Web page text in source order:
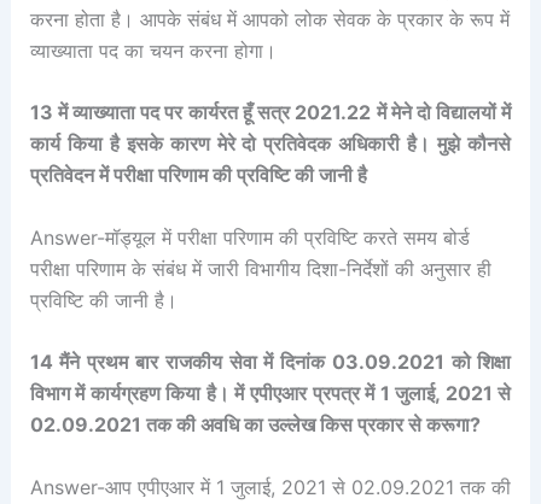
करना होता है। आपके संबंध में आपको लोक सेवक के प्रकार के रूप में
व्याख्याता पद का चयन करना होगा।
13 में व्याख्याता पद पर कार्यरत हूँ सत्र 2021.22 में मेने दो विद्यालयों में
कार्य किया है इसके कारण मेरे दो प्रतिवेदक अधिकारी है। मुझे कौनसे
प्रतिवेदन में परीक्षा परिणाम की प्रविष्टि की जानी है
Answer-मॉड्यूल में परीक्षा परिणाम की प्रविष्टि करते समय बोर्ड
परीक्षा परिणाम के संबंध में जारी विभागीय दिशा-निर्देशों की अनुसार ही
प्रविष्टि की जानी है।
14 मैंने प्रथम बार राजकीय सेवा में दिनांक 03.09.2021 को शिक्षा
विभाग में कार्यग्रहण किया है। में एपीएआर प्रपत्र में 1 जुलाई, 2021 से
02.09.2021 तक की अवधि का उल्लेख किस प्रकार से करूगा?
Answer-आप एपीएआर में 1 जुलाई, 2021 से 02.09.2021 तक की